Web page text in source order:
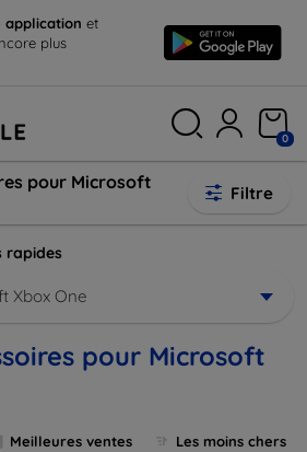
application et
plus
0
pour Microsoft
Filtre
rapides
Xbox One
pour Microsoft
Meilleures ventes Les moins chers